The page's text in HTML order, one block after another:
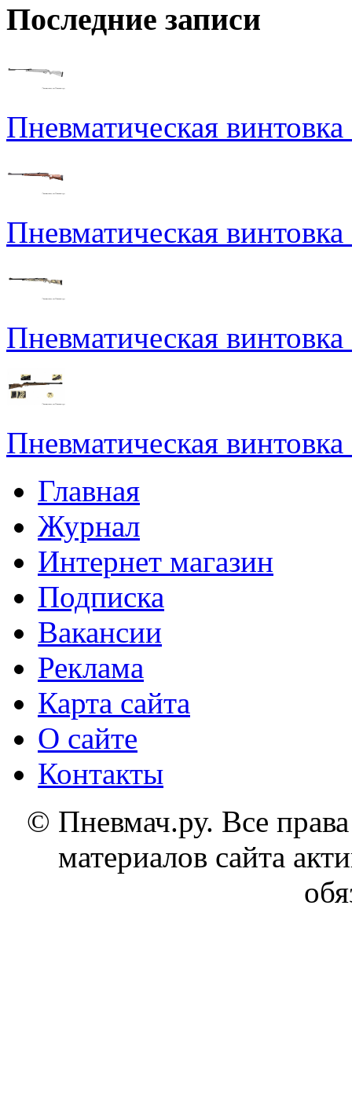
Последние записи
Пневматическая
Пневматическая
Пневматическая
Пневматическая
Главная
Журнал
Интернет магазин
Подписка
Вакансии
Реклама
Карта сайта
О сайте
Контакты
© Пневмач.ру. Все
материалов сайта